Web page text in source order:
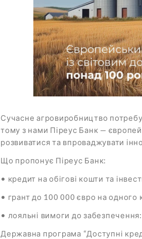
Сучасне агровиробництво
тому з нами Піреус Банк —
розвиватися та впроваджувати
Що пропонує Піреус Банк:
• кредит на обігові кошти та
• грант до 100 000 євро на одного
• лояльні вимоги до забезпечення:
Державна програма “Доступні